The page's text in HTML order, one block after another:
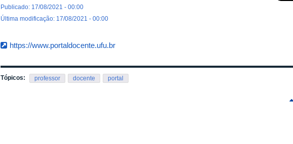
Publicado: 17/08/2021 - 00:00
Última modificação: 17/08/2021 - 00:00
https://www.portaldocente.ufu.br
Tópicos: professor docente portal